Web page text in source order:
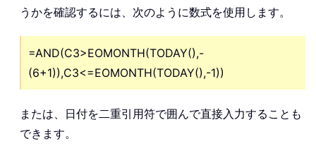
うかを確認するには、次のように数式を使用します。
=AND(C3>EOMONTH(TODAY(),-
(6+1)),C3<=EOMONTH(TODAY(),-1))
または、日付を二重引用符で囲んで直接入力することも
できます。